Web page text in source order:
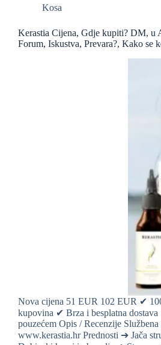
Kosa
Kerastia Cijena, Gdje kupiti? DM, u
Forum, Iskustva, Prevara?, Kako se
Nova cijena 51 EUR 102 EUR ✔
kupovina ✔ Brza i besplatna
pouzećem Opis / Recenzije Službena
www.kerastia.hr Prednosti ➔ Jača